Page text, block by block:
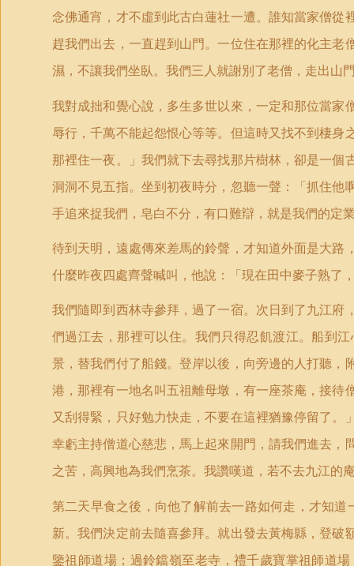
念佛通宵，才不虛到此古白蓮社一遭。誰知當家僧
趕我們出去，一直趕到山門。一位住在那裡的化主
濕，不讓我們坐臥。我們三人就謝別了老僧，走出山
我對成拙和覺心說，多生多世以來，一定和那位當
辱行，千萬不能起怨恨心等等。但這時又找不到棲
那裡住一夜。」我們就下去尋找那片樹林，卻是一
洞洞不見五指。坐到初夜時分，忽聽一聲：「抓住
手追來捉我們，皂白不分，有口難辯，就是我們的定
待到天明，遠處傳來差馬的鈴聲，才知道外面是大
什麼昨夜四處齊聲喊叫，他說：「現在田中麥子熟了
我們隨即到西林寺參拜，過了一宿。次日到了九江
們過江去，那裡可以住。我們只得忍飢渡江。船到
景，替我們付了船錢。登岸以後，向旁邊的人打聽
港，那裡有一地名叫五祖離母墩，有一座茶庵，接
又刮得緊，只好勉力快走，不要在這裡猶豫停留了
幸虧主持僧道心慈悲，馬上起來開門，請我們進去
之苦，高興地為我們烹茶。我讚嘆道，若不去九江的
第二天早食之後，向他了解前去一路如何走，才知
新。我們決定前去隨喜參拜。就出發去黃梅縣，登
鑒祖師道場；過鈴鐺嶺至老寺，禮千歲寶掌祖師道